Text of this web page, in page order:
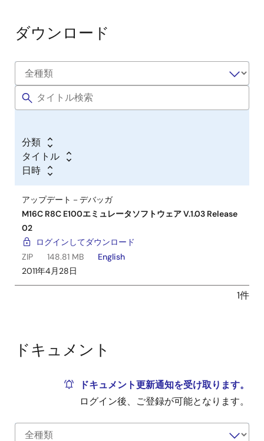
ダウンロード
分類
タイトル
日時
アップデート－デバッガ
M16C R8C E100エミュレータソフトウェア V.1.03 Release
02
ログインしてダウンロード
ZIP
148.81 MB
English
2011年4月28日
1件
ドキュメント
ドキュメント更新通知を受け取ります。
ログイン後、ご登録が可能となります。